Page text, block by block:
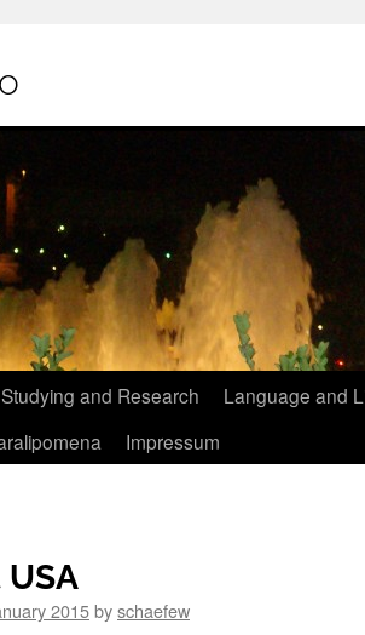
Studying and Research
Language and
Impressum
2015byschaefew